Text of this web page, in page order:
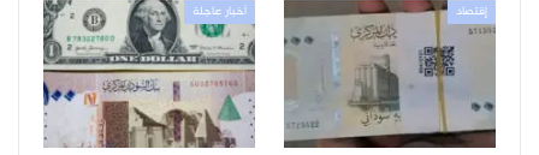
إقتصاد أخبار عاجلة